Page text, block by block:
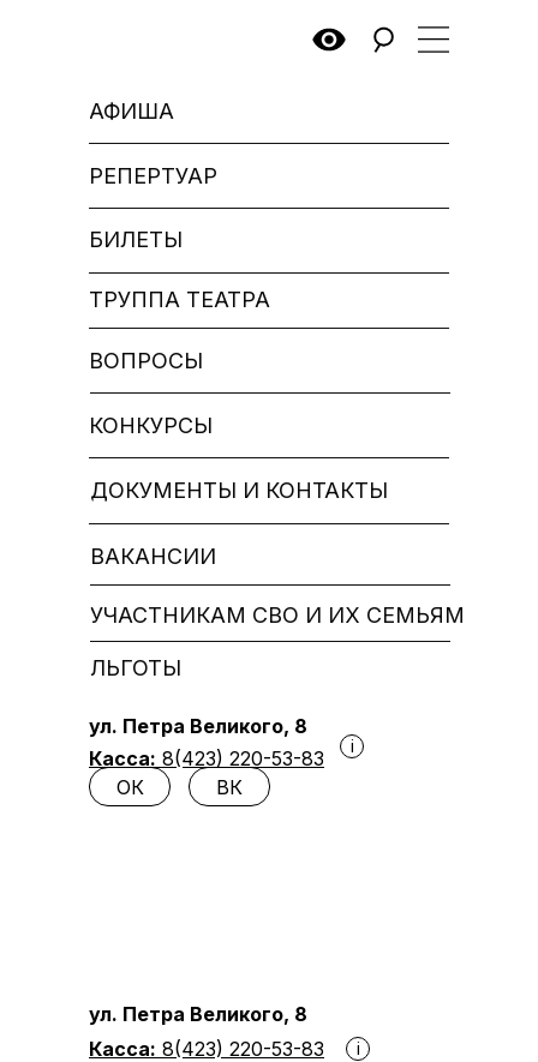
БИЛЕТЫ
РЕПЕРТУАР
АФИША
УЧАСТНИКАМ СВО И ИХ СЕМЬЯМ
ДОКУМЕНТЫ И КОНТАКТЫ
ул. Петра Великого, 8
Касса: 8(423) 220-53-83
ВАКАНСИИ
ВК
ОК
i
КОНКУРСЫ
ВОПРОСЫ
ТРУППА ТЕАТРА
ЛЬГОТЫ
ул. Петра Великого, 8
Касса: 8(423) 220-53-83
i